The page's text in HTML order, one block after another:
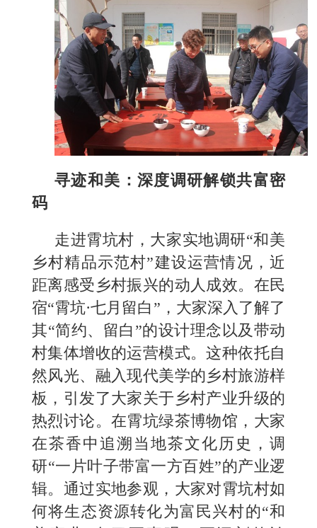
寻迹和美：深度调研解锁共富密
码
走进霄坑村，大家实地调研“和美
乡村精品示范村”建设运营情况，近
距离感受乡村振兴的动人成效。在民
宿“霄坑·七月留白”，大家深入了解了
其“简约、留白”的设计理念以及带动
村集体增收的运营模式。这种依托自
然风光、融入现代美学的乡村旅游样
板，引发了大家关于乡村产业升级的
热烈讨论。在霄坑绿茶博物馆，大家
在茶香中追溯当地茶文化历史，调
研“一片叶子带富一方百姓”的产业逻
辑。通过实地参观，大家对霄坑村如
何将生态资源转化为富民兴村的“和